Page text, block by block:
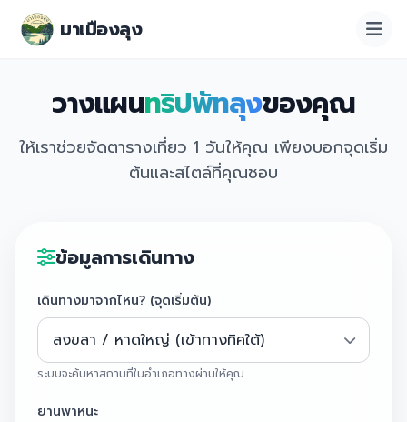
มาเมืองลุง
วางแผนทริปพัทลุงของคุณ
ให้เราช่วยจัดตารางเที่ยว 1 วันให้คุณ เพียงบอกจุดเริ่ม
ต้นและสไตล์ที่คุณชอบ
ข้อมูลการเดินทาง
เดินทางมาจากไหน? (จุดเริ่มต้น)
ระบบจะค้นหาสถานที่ในอำเภอทางผ่านให้คุณ
ยานพาหนะ